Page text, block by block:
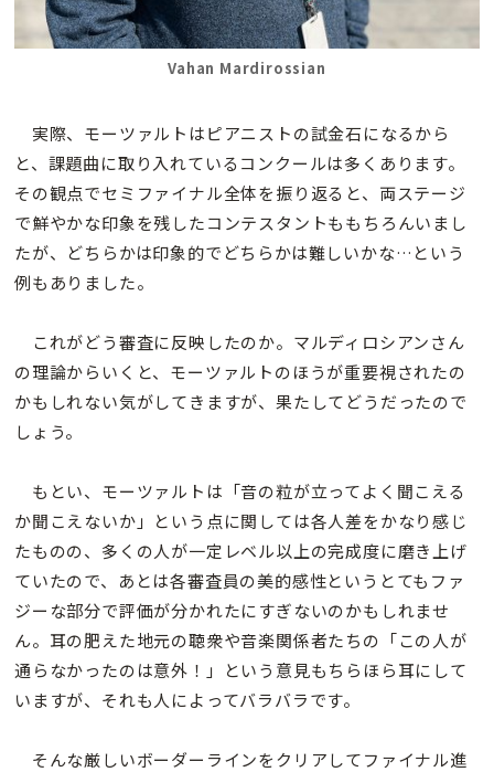
Vahan Mardirossian
実際、モーツァルトはピアニストの試金石になるから
と、課題曲に取り入れているコンクールは多くあります。
その観点でセミファイナル全体を振り返ると、両ステージ
で鮮やかな印象を残したコンテスタントももちろんいまし
たが、どちらかは印象的でどちらかは難しいかな…という
例もありました。
これがどう審査に反映したのか。マルディロシアンさん
の理論からいくと、モーツァルトのほうが重要視されたの
かもしれない気がしてきますが、果たしてどうだったので
しょう。
もとい、モーツァルトは「音の粒が立ってよく聞こえる
か聞こえないか」という点に関しては各人差をかなり感じ
たものの、多くの人が一定レベル以上の完成度に磨き上げ
ていたので、あとは各審査員の美的感性というとてもファ
ジーな部分で評価が分かれたにすぎないのかもしれませ
ん。耳の肥えた地元の聴衆や音楽関係者たちの「この人が
通らなかったのは意外！」という意見もちらほら耳にして
いますが、それも人によってバラバラです。
そんな厳しいボーダーラインをクリアしてファイナル進